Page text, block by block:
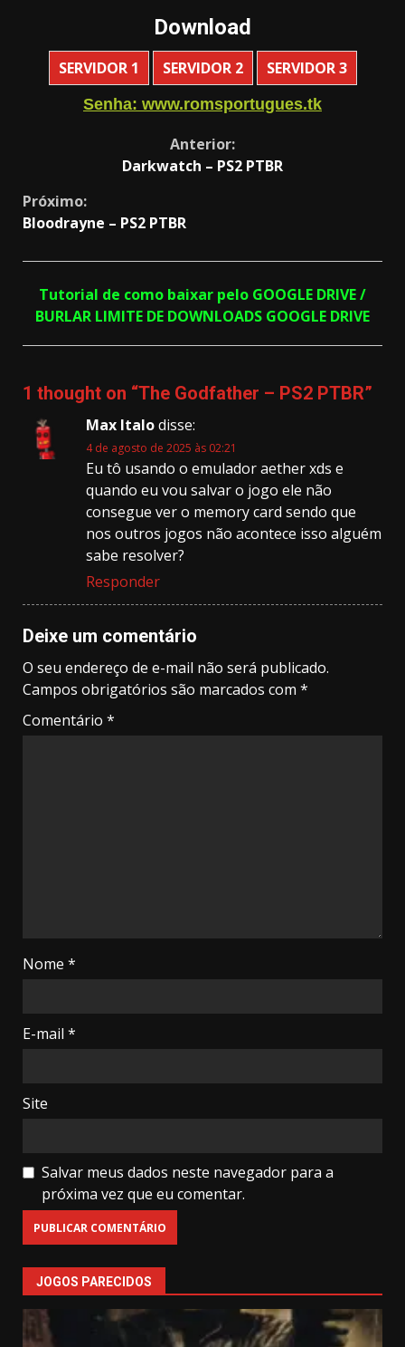
Download
SERVIDOR 1 SERVIDOR 2 SERVIDOR 3
Senha: www.romsportugues.tk
Anterior:
Darkwatch – PS2 PTBR
Próximo:
Bloodrayne – PS2 PTBR
Tutorial de como baixar pelo GOOGLE DRIVE /
BURLAR LIMITE DE DOWNLOADS GOOGLE DRIVE
1 thought on “The Godfather – PS2 PTBR”
Max Italodisse:
4 de agosto de 2025 às 02:21
Eu tô usando o emulador aether xds e
quando eu vou salvar o jogo ele não
consegue ver o memory card sendo que
nos outros jogos não acontece isso alguém
sabe resolver?
Responder
Deixe um comentário
O seu endereço de e-mail não será publicado.
Campos obrigatórios são marcados com *
Comentário *
Nome *
E-mail *
Site
Salvar meus dados neste navegador para a
próxima vez que eu comentar.
JOGOS PARECIDOS